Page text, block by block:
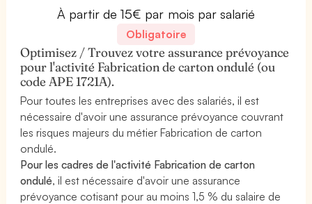
À partir de 15€ par mois par salarié
Obligatoire
Optimisez / Trouvez votre assurance prévoyance
pour l'activité Fabrication de carton ondulé (ou
code APE 1721A).
Pour toutes les entreprises avec des salariés, il est
nécessaire d'avoir une assurance prévoyance couvrant
les risques majeurs du métier Fabrication de carton
ondulé.
Pour les cadres de l'activité Fabrication de carton
ondulé, il est nécessaire d'avoir une assurance
prévoyance cotisant pour au moins 1,5 % du salaire de